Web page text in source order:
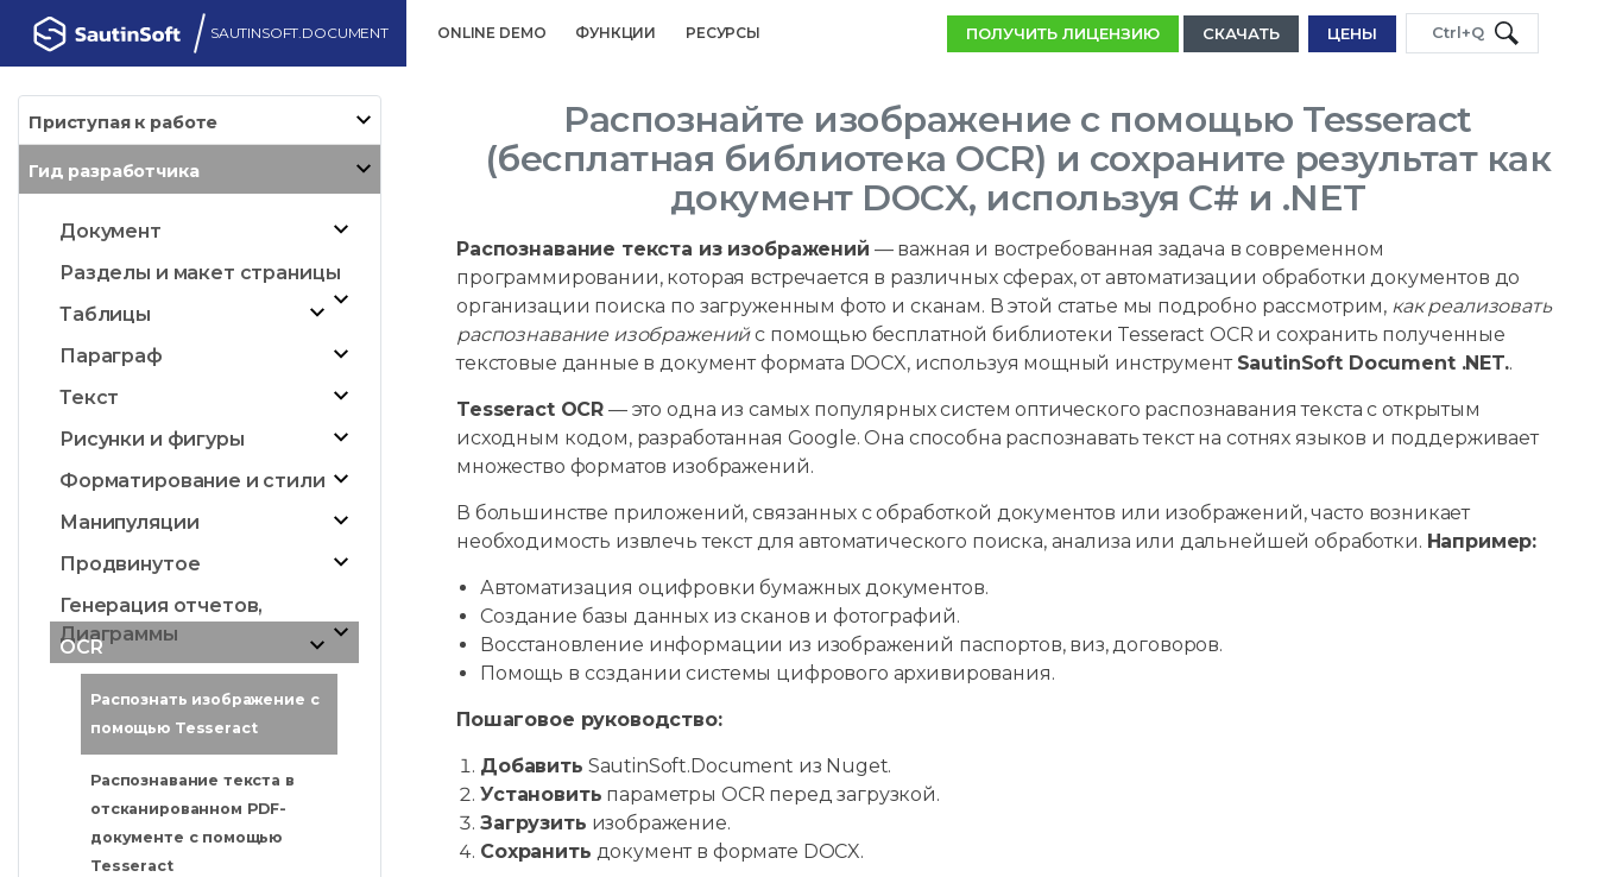
SAUTINSOFT.DOCUMENT ONLINE DEMO ФУНКЦИИ РЕСУРСЫ ПОЛУЧИТЬ ЛИЦЕНЗИЮ СКАЧАТЬ ЦЕНЫ Ctrl+Q
Приступая к работе
Гид разработчика
Документ
Разделы и макет страницы
Таблицы
Параграф
Текст
Рисунки и фигуры
Форматирование и стили
Манипуляции
Продвинутое
Генерация отчетов,
Диаграммы
OCR
Распознать изображение с
помощью Tesseract
Распознавание текста в
отсканированном PDF-
документе с помощью
Tesseract
Распознайте изображение с помощью Tesseract
(бесплатная библиотека OCR) и сохраните результат как
документ DOCX, используя C# и .NET
Распознавание текста из изображений — важная и востребованная задача в современном
программировании, которая встречается в различных сферах, от автоматизации обработки документов до
организации поиска по загруженным фото и сканам. В этой статье мы подробно рассмотрим, как реализовать
распознавание изображенийс помощью бесплатной библиотеки Tesseract OCR и сохранить полученные
текстовые данные в документ формата DOCX, используя мощный инструмент SautinSoft Document .NET..
Tesseract OCR — это одна из самых популярных систем оптического распознавания текста с открытым
исходным кодом, разработанная Google. Она способна распознавать текст на сотнях языков и поддерживает
множество форматов изображений.
В большинстве приложений, связанных с обработкой документов или изображений, часто возникает
необходимость извлечь текст для автоматического поиска, анализа или дальнейшей обработки. Например:
Автоматизация оцифровки бумажных документов.
Создание базы данных из сканов и фотографий.
Восстановление информации из изображений паспортов, виз, договоров.
Помощь в создании системы цифрового архивирования.
Пошаговое руководство:
Добавить SautinSoft.Document из Nuget.
Установить параметры OCR перед загрузкой.
Загрузить изображение.
Сохранить документ в формате DOCX.